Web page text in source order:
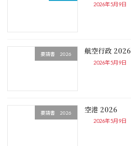
2026年5月9日
要請書 2026 航空行政 2026
2026年5月9日
要請書 2026 空港 2026
2026年5月9日